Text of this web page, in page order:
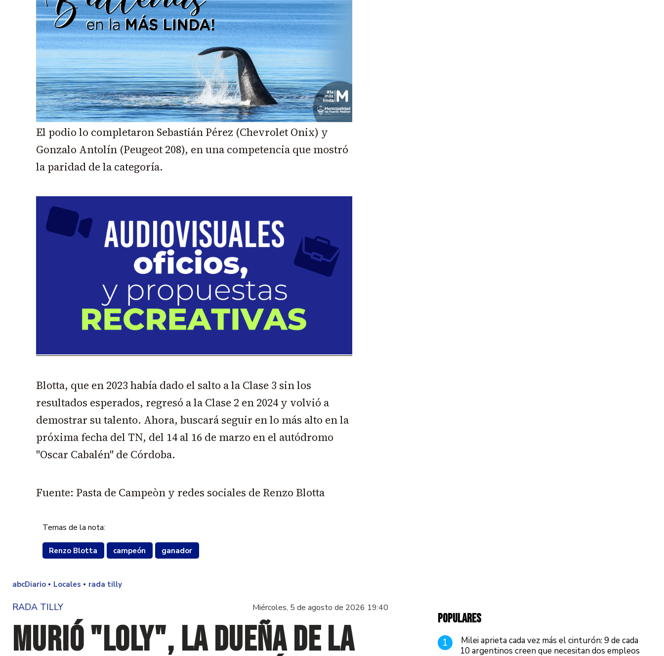
El podio lo completaron Sebastián Pérez (Chevrolet Onix) y
Gonzalo Antolín (Peugeot 208), en una competencia que mostró
la paridad de la categoría.
Blotta, que en 2023 había dado el salto a la Clase 3 sin los
resultados esperados, regresó a la Clase 2 en 2024 y volvió a
demostrar su talento. Ahora, buscará seguir en lo más alto en la
próxima fecha del TN, del 14 al 16 de marzo en el autódromo
"Oscar Cabalén" de Córdoba.
Fuente: Pasta de Campeòn y redes sociales de Renzo Blotta
Temas de la nota:
Renzo Blotta campeón ganador
abcDiario Locales rada tilly
RADA TILLY Miércoles, 5 de agosto de 2026 19:40
Murió "Loly", la dueña de la
POPULARES
1
Milei aprieta cada vez más el cinturón: 9 de cada
10 argentinos creen que necesitan dos empleos